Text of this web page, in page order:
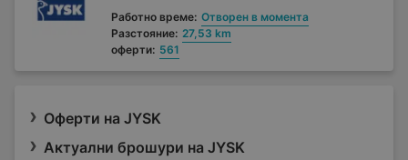
Работно време: Отворен в момента
Разстояние: 27,53 km
оферти: 561
Оферти на JYSK
Актуални брошури на JYSK